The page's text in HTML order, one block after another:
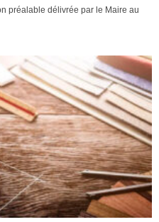
préalable délivrée par le Maire au